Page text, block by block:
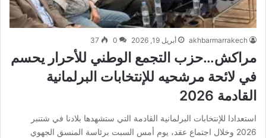
akhbarmarrakech أبريل 19, 2026 0
37
مراكش…حزب التجمع الوطني للأحرار يحسم
في لائحة مرشحيه للإنتخابات البرلمانية
القادمة 2026
استعدادا للإنتخابات البرلمانية القادمة التي ستشهدها بلادنا في شتنبر
2026 وخلال اجتماع عقد، يوم أمس السبت برئاسة المنسق الجهوي